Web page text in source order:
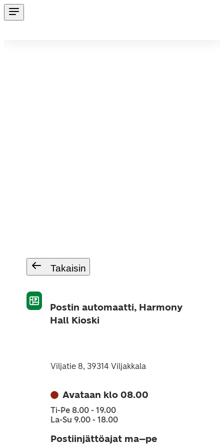
Takaisin
Postin automaatti, Harmony
Hall Kioski
Viljatie 8, 39314 Viljakkala
Avataan klo 08.00
Ti-Pe 8.00 - 19.00
La-Su 9.00 - 18.00
Postiinjättöajat ma–pe